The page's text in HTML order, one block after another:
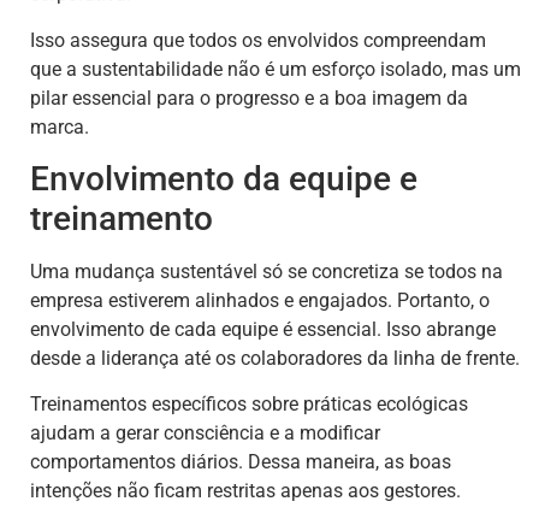
Isso assegura que todos os envolvidos compreendam
que a sustentabilidade não é um esforço isolado, mas um
pilar essencial para o progresso e a boa imagem da
marca.
Envolvimento da equipe e
treinamento
Uma mudança sustentável só se concretiza se todos na
empresa estiverem alinhados e engajados. Portanto, o
envolvimento de cada equipe é essencial. Isso abrange
desde a liderança até os colaboradores da linha de frente.
Treinamentos específicos sobre práticas ecológicas
ajudam a gerar consciência e a modificar
comportamentos diários. Dessa maneira, as boas
intenções não ficam restritas apenas aos gestores.